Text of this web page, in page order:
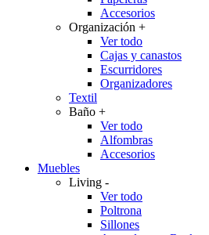
Accesorios
Organización +
Ver todo
Cajas y canastos
Escurridores
Organizadores
Textil
Baño +
Ver todo
Alfombras
Accesorios
Muebles
Living -
Ver todo
Poltrona
Sillones